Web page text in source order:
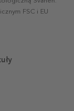
FSC i EU